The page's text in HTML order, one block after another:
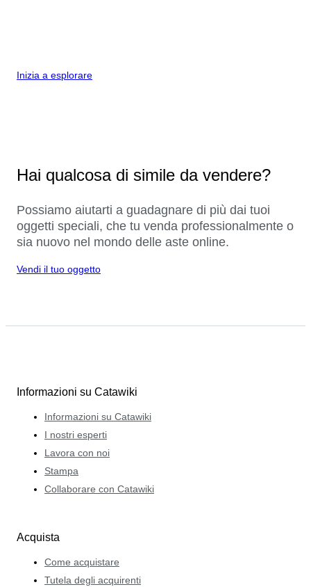
Inizia a esplorare
Hai qualcosa di simile da vendere?
Possiamo aiutarti a guadagnare di più dai tuoi
oggetti speciali, che tu venda professionalmente o
sia nuovo nel mondo delle aste online.
Vendi il tuo oggetto
Informazioni su Catawiki
Informazioni su Catawiki
I nostri esperti
Lavora con noi
Stampa
Collaborare con Catawiki
Acquista
Come acquistare
Tutela degli acquirenti